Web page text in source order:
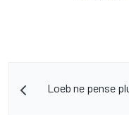
Loeb ne pense